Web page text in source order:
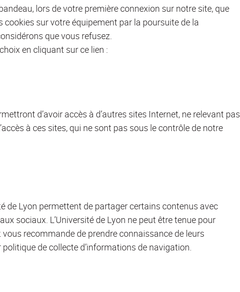
lors de votre première connexion sur notre site, que
sur votre équipement par la poursuite de la
que vous refusez.
en cliquant sur ce lien :
d’avoir accès à d’autres sites Internet, ne relevant pas
à ces sites, qui ne sont pas sous le contrôle de notre
de Lyon permettent de partager certains contenus avec
sociaux. L’Université de Lyon ne peut être tenue pour
recommande de prendre connaissance de leurs
de collecte d’informations de navigation.